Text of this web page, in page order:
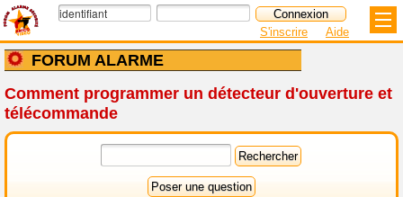
FORUM ALARME
S'inscrire Aide
Comment programmer un détecteur d'ouverture et
télécommande